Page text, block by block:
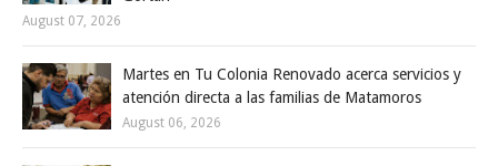
August 07, 2026
Martes en Tu Colonia Renovado acerca servicios y
atención directa a las familias de Matamoros
August 06, 2026